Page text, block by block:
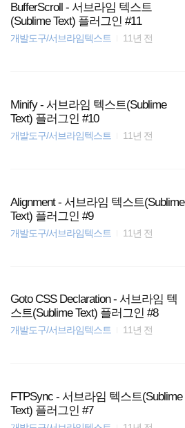
BufferScroll - 서브라임 텍스트
(Sublime Text) 플러그인 #11
개발도구/서브라임텍스트 11년 전
Minify - 서브라임 텍스트(Sublime
Text) 플러그인 #10
개발도구/서브라임텍스트 11년 전
Alignment - 서브라임 텍스트(Sublime
Text) 플러그인 #9
개발도구/서브라임텍스트 11년 전
Goto CSS Declaration - 서브라임 텍
스트(Sublime Text) 플러그인 #8
개발도구/서브라임텍스트 11년 전
FTPSync - 서브라임 텍스트(Sublime
Text) 플러그인 #7